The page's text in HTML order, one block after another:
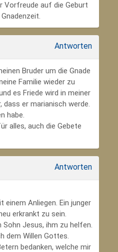
Vorfreude auf die Geburt
Antworten
Bruder um die Gnade
Familie wieder zu
es Friede wird in meiner
dass er marianisch werde.
habe.
alles, auch die Gebete
Antworten
Anliegen. Ein junger
erkrankt zu sein.
Jesus, ihm zu helfen.
dem Willen Gottes.
bedanken, welche mir